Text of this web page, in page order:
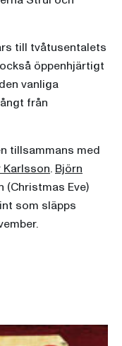
till tvåtusentalets
öppenhjärtigt
vanliga
från
tillsammans med
Karlsson. Björn
(Christmas Eve)
som släpps